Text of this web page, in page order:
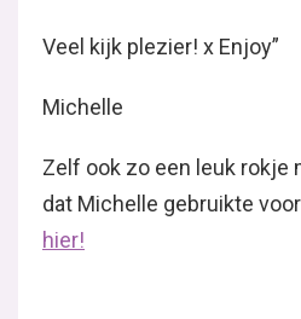
Veel kijk plezier! x Enjoy”
Michelle
Zelf ook zo een leuk rokje
dat Michelle gebruikte
hier!